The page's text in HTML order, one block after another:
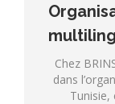
Chez
dans
Tunisie,